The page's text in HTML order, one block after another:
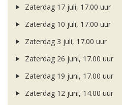
Zaterdag 17 juli, 17.00 uur
Zaterdag 10 juli, 17.00 uur
Zaterdag 3 juli, 17.00 uur
Zaterdag 26 juni, 17.00 uur
Zaterdag 19 juni, 17.00 uur
Zaterdag 12 juni, 14.00 uur